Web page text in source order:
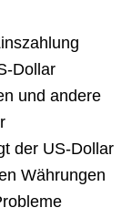
Dollar
und andere
der US-Dollar
Währungen